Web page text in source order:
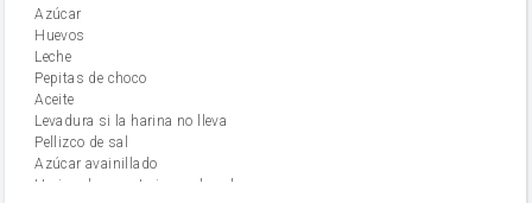
Azúcar
huevos
leche
Pepitas de choco
aceite
Levadura si la harina no lleva
Pellizco de sal
Azúcar avainillado
Harina de reposteria con levadura